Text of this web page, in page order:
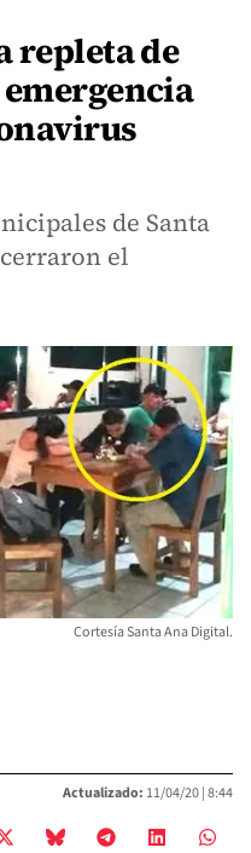
repleta de
de Santa
el
Cortesía Santa Ana Digital.
Actualizado: 11/04/20 |8:44